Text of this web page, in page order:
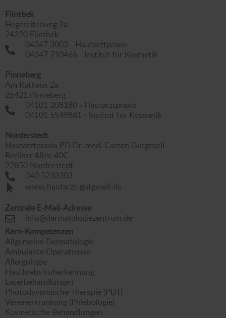
Flintbek
Hegereiterweg 2a
24220 Flintbek
04347 3003 - Hautarztpraxis
04347 710466 - Institut für Kosmetik
Pinneberg
Am Rathaus 2a
25421 Pinneberg
04101 208180 - Hautarztpraxis
04101 5549881 - Institut für Kosmetik
Norderstedt
Hautarztpraxis PD Dr. med. Casten Gutgesell
Berliner Allee 40C
22850 Norderstedt
040 5233303
www.hautarzt-gutgesell.de
Zentrale E-Mail-Adresse
info@dermatologiezentrum.de
Kern-Kompetenzen
Allgemeine Dermatologie
Ambulante Operationen
Allergologie
Hautkrebsfrüherkennung
Laserbehandlungen
Photodynamische Therapie (PDT)
Venenerkrankung (Phlebologie)
Kosmetische Behandlungen